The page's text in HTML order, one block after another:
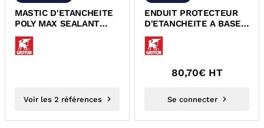
MASTIC D'ETANCHEITE
POLY MAX SEALANT
PROJOINT SANS
SILICONE GRIFFON
Voir les 2 références
ENDUIT PROTECTEUR
D'ETANCHEITE A BASE
DE DE CAOUTCHOUC
LIQUIDE...
80,70€ HT
Se connecter